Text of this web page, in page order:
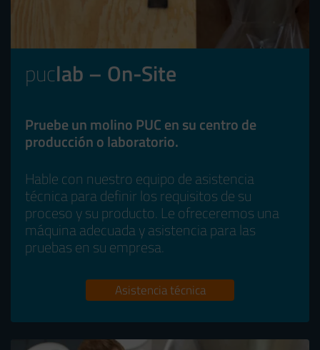
puclab – On-Site
Pruebe un molino PUC en su centro de
producción o laboratorio.
Hable con nuestro equipo de asistencia
técnica para definir los requisitos de su
proceso y su producto. Le ofreceremos una
máquina adecuada y asistencia para las
pruebas en su empresa.
Asistencia técnica